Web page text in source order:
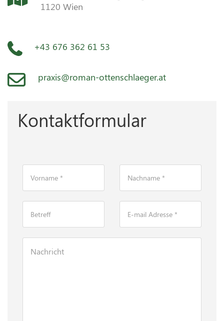
1120 Wien
+43 676 362 61 53
praxis@roman-ottenschlaeger.at
Kontaktformular